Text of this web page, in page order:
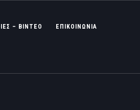
– ΒΊΝΤΕΟ ΕΠΙΚΟΙΝΩΝΙΑ